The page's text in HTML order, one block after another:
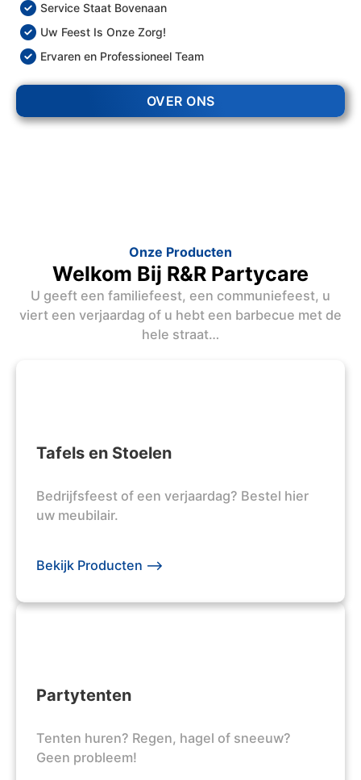
Service Staat Bovenaan
Uw Feest Is Onze Zorg!
Ervaren en Professioneel Team
OVER ONS
Onze Producten
Welkom Bij R&R Partycare
U geeft een familiefeest, een communiefeest, u
viert een verjaardag of u hebt een barbecue met de
hele straat…
Tafels en Stoelen
Bedrijfsfeest of een verjaardag? Bestel hier
uw meubilair.
Bekijk Producten -->
Partytenten
Tenten huren? Regen, hagel of sneeuw?
Geen probleem!